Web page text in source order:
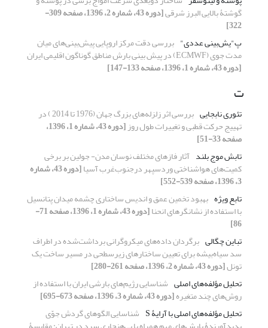
گوشتۀ بالایی البرز شرقی [دوره 43، شماره 2، 1396، صفحه 309-
322]
پ"یش‌بینی عددی" بررسی دقت مرکز اروپایی پیش‌بینی‌های میان
مدت جوی (ECMWF) در پیش بینی بارش مناطق گوناگون اقلیمی ایران
[دوره 43، شماره 1، 1396، صفحه 133-147]
ت
تئوری نابجایی بررسی اثر زلزله‌های بزرگ جهان (1976 تا 2014 ) در
تهییج حرکت قطبی و تغییرات طول روز [دوره 43، شماره 1، 1396،
صفحه 33-51]
تابش موج بلند آثار فازهای مختلف نوسان مدن- جولین بر برخی
کمیت‌های هواشناختی وردسپهر درجنوب‌غرب آسیا [دوره 43، شماره
3، 1396، صفحه 539-552]
تابع ویژه بهبود تخمین عمق و اندیس ساختاری چشمه میدان پتانسیل
با استفاده از نشانگرهای انحنا [دوره 43، شماره 1، 1396، صفحه 71-
86]
تباین چگالی برگردان داده‌های میکروگرانی برداشت‌شده در اطراف
سد سیاه‌بیشه برای تعیین ساختارهای زیرسطحی در مسیر ساخت یک
تونل[دوره 43، شماره 2، 1396، صفحه 261-280]
تحلیل مؤلفه‌های اصلی شناسایی رژیم‌های بارشی ایران با استفاده از
روش‌های چند متغیره[دوره 43، شماره 3، 1396، صفحه 673-695]
تحلیل مؤلفه‌های اصلی با آرایۀ S
شناسایی الگوهای گردش جوّی